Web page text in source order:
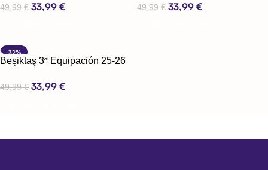
49,99€ 33,99 € 49,99€ 33,99 €
-32%
Beşiktaş 3ª Equipación 25-26
49,99€ 33,99 €